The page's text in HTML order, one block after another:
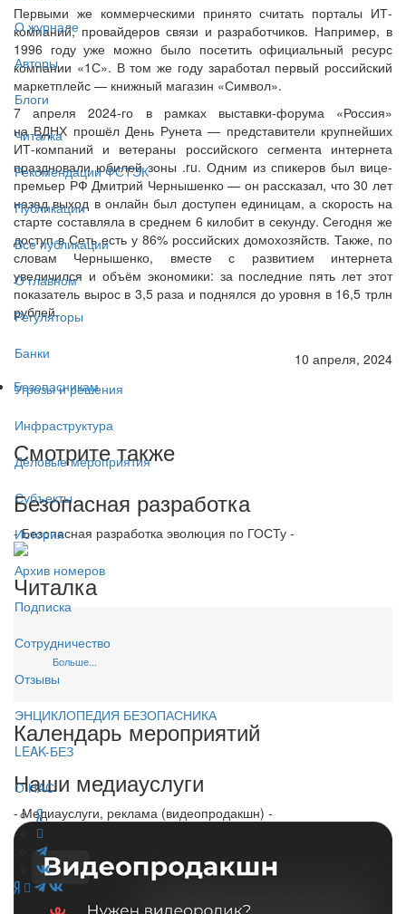
О журнале
Авторы
Блоги
Читалка
Рекомендации ФСТЭК
Публикации
Все публикации
О главном
Регуляторы
Банки
Угрозы и решения
Инфраструктура
Деловые мероприятия
Субъекты
История
Архив номеров
Подписка
Сотрудничество
Отзывы
ЭНЦИКЛОПЕДИЯ БЕЗОПАСНИКА
LEAK-БЕЗ
О НАС
Первыми же коммерческими принято считать порталы ИТ-
компаний, провайдеров связи и разработчиков. Например, в
1996 году уже можно было посетить официальный ресурс
компании «1С». В том же году заработал первый российский
маркетплейс — книжный магазин «Символ».
7 апреля 2024-го в рамках выставки-форума «Россия»
на ВДНХ прошёл День Рунета — представители крупнейших
ИТ-компаний и ветераны российского сегмента интернета
праздновали юбилей зоны .ru. Одним из спикеров был вице-
премьер РФ Дмитрий Чернышенко — он рассказал, что 30 лет
назад выход в онлайн был доступен единицам, а скорость на
старте составляла в среднем 6 килобит в секунду. Сегодня же
доступ в Сеть есть у 86% российских домохозяйств. Также, по
словам Чернышенко, вместе с развитием интернета
увеличился и объём экономики: за последние пять лет этот
показатель вырос в 3,5 раза и поднялся до уровня в 16,5 трлн
рублей.
10 апреля, 2024
Безопасникам
Смотрите также
Безопасная разработка
- Безопасная разработка эволюция по ГОСТу -
Читалка
Больше...
Календарь мероприятий
Наши медиауслуги
- Медиауслуги, реклама (видеопродакшн) -